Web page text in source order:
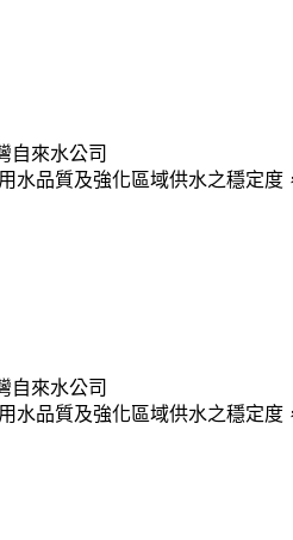
自來水公司
水品質及強化區域供水之穩定
自來水公司
水品質及強化區域供水之穩定